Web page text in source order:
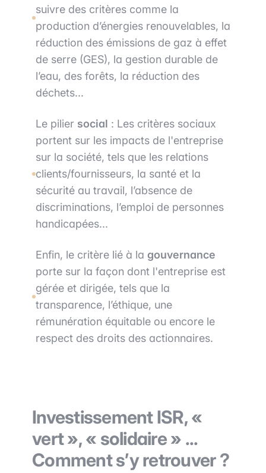
suivre des critères comme la
production d’énergies renouvelables, la
réduction des émissions de gaz à effet
de serre (GES), la gestion durable de
l’eau, des forêts, la réduction des
déchets...
Le pilier social : Les critères sociaux
portent sur les impacts de l'entreprise
sur la société, tels que les relations
clients/fournisseurs, la santé et la
sécurité au travail, l’absence de
discriminations, l’emploi de personnes
handicapées...
Enfin, le critère lié à la gouvernance
porte sur la façon dont l'entreprise est
gérée et dirigée, tels que la
transparence, l’éthique, une
rémunération équitable ou encore le
respect des droits des actionnaires.
Investissement ISR, «
vert », « solidaire » ...
Comment s’y retrouver ?